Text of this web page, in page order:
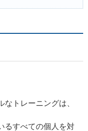
トレーニングは、
るすべての個人を対